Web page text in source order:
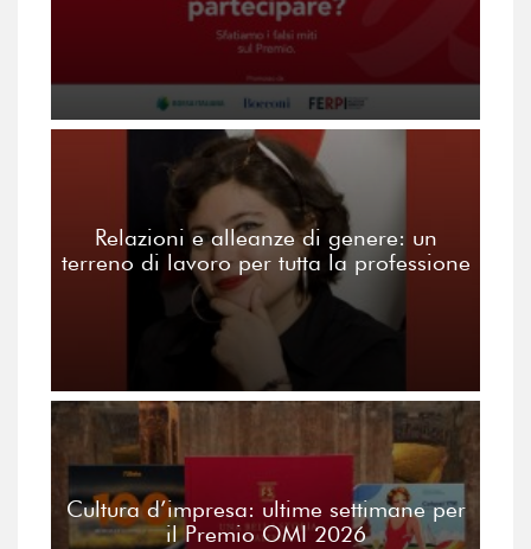
Relazioni e alleanze di genere: un
terreno di lavoro per tutta la professione
Cultura d’impresa: ultime settimane per
il Premio OMI 2026